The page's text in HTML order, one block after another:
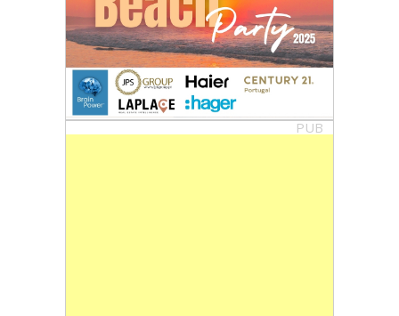
PUB